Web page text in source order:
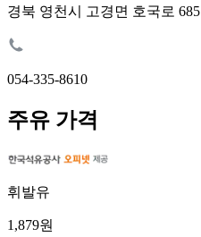
경북 영천시 고경면 호국로 685
054-335-8610
주유 가격
휘발유
1,879원